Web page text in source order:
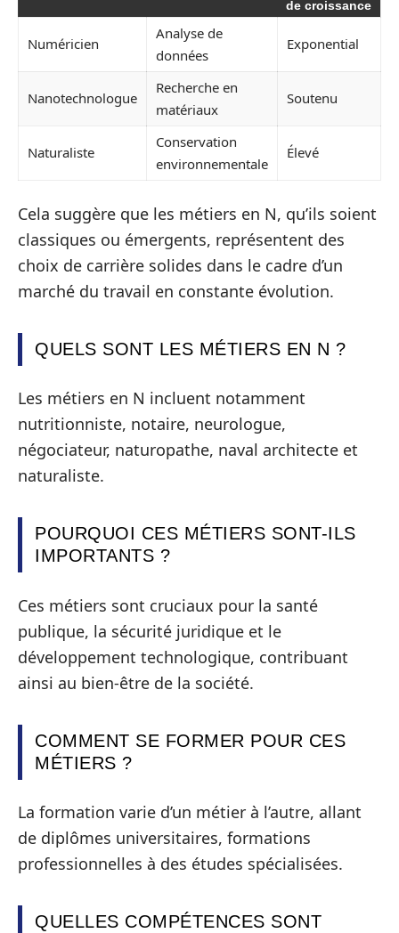
de croissance
Numéricien
Analyse de
données
Exponential
Nanotechnologue
Recherche en
matériaux
Soutenu
Naturaliste
Conservation
environnementale
Élevé
Cela suggère que les métiers en N, qu’ils soient
classiques ou émergents, représentent des
choix de carrière solides dans le cadre d’un
marché du travail en constante évolution.
QUELS SONT LES MÉTIERS EN N ?
Les métiers en N incluent notamment
nutritionniste, notaire, neurologue,
négociateur, naturopathe, naval architecte et
naturaliste.
POURQUOI CES MÉTIERS SONT-ILS
IMPORTANTS ?
Ces métiers sont cruciaux pour la santé
publique, la sécurité juridique et le
développement technologique, contribuant
ainsi au bien-être de la société.
COMMENT SE FORMER POUR CES
MÉTIERS ?
La formation varie d’un métier à l’autre, allant
de diplômes universitaires, formations
professionnelles à des études spécialisées.
QUELLES COMPÉTENCES SONT